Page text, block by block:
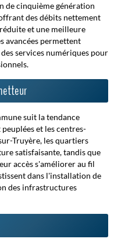
de cinquième génération
des débits nettement
et une meilleure
avancées permettent
services numériques pour
suit la tendance
et les centres-
Truyère, les quartiers
satisfaisante, tandis que
accès s'améliorer au fil
dans l'installation de
des infrastructures